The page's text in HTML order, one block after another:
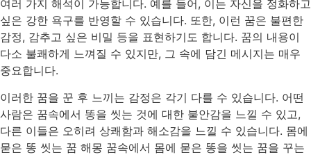
여러 가지 해석이 가능합니다. 예를 들어, 이는 자신을 정화하고
싶은 강한 욕구를 반영할 수 있습니다. 또한, 이런 꿈은 불편한
감정, 감추고 싶은 비밀 등을 표현하기도 합니다. 꿈의 내용이
다소 불쾌하게 느껴질 수 있지만, 그 속에 담긴 메시지는 매우
중요합니다.
이러한 꿈을 꾼 후 느끼는 감정은 각기 다를 수 있습니다. 어떤
사람은 꿈속에서 똥을 씻는 것에 대한 불안감을 느낄 수 있고,
다른 이들은 오히려 상쾌함과 해소감을 느낄 수 있습니다. 몸에
묻은 똥 씻는 꿈 해몽 꿈속에서 몸에 묻은 똥을 씻는 꿈을 꾸는